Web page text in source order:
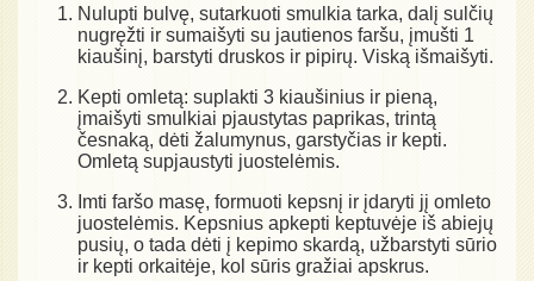
Nulupti bulvę, sutarkuoti smulkia tarka, dalį sulčių
nugręžti ir sumaišyti su jautienos faršu, įmušti 1
kiaušinį, barstyti druskos ir pipirų. Viską išmaišyti.
Kepti omletą: suplakti 3 kiaušinius ir pieną,
įmaišyti smulkiai pjaustytas paprikas, trintą
česnaką, dėti žalumynus, garstyčias ir kepti.
Omletą supjaustyti juostelėmis.
Imti faršo masę, formuoti kepsnį ir įdaryti jį omleto
juostelėmis. Kepsnius apkepti keptuvėje iš abiejų
pusių, o tada dėti į kepimo skardą, užbarstyti sūrio
ir kepti orkaitėje, kol sūris gražiai apskrus.